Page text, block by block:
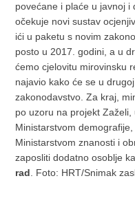
povećane i plaće u javnoj
očekuje novi sustav
ići u paketu s novim
posto u 2017. godini, a u
ćemo cjelovitu mirovinsku
najavio kako će se u
zakonodavstvo. Za kraj,
po uzoru na projekt
Ministarstvom
Ministarstvom znanosti i
zaposliti dodatno osoblje
rad . Foto: HRT/Snimak